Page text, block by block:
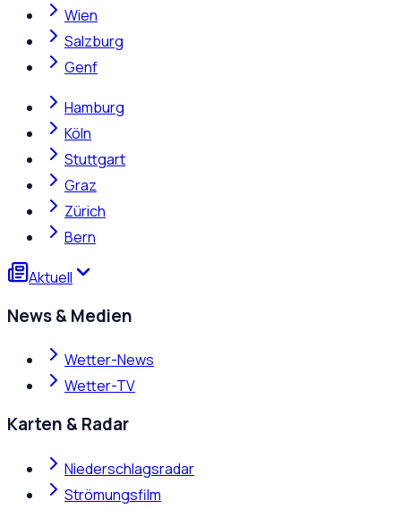
Wien
Salzburg
Genf
Hamburg
Köln
Stuttgart
Graz
Zürich
Bern
Aktuell
News & Medien
Wetter-News
Wetter-TV
Karten & Radar
Niederschlagsradar
Strömungsfilm